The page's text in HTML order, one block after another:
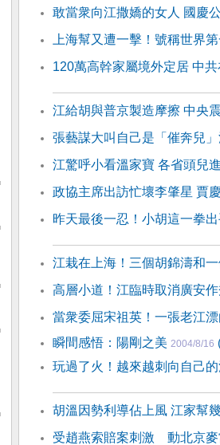
敢當衆向江撒嬌的女人 國慶
上海幫又遭一擊！號稱世界
120萬高幹家屬境外定居 中
江給胡與普京製造摩擦 中央
張藝謀大叫自己是「催奔兒
江驚呼小看溫家寶 各省頭兒
政協主席出訪忙壞李肇星 賈
昨天最後一忍！小胡這一拳
江栽在上海！三個胡錦濤和
高層小道！江臨時取消廣安
當衆委屈宋祖英！一張老江
瞬間感悟：陽剛之美 2004/8/16
玩過了火！越來越刺向自己
胡溫因勢利導佔上風 江家幫
受趙燕索賠案刺激 動北京麥